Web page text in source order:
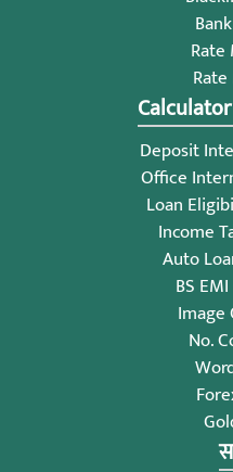
Rate
Deposit
Office
Loan
Income
Auto
BS
No.